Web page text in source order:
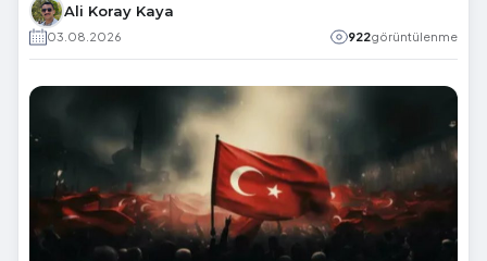
Ali Koray Kaya
03.08.2026 922görüntülenme